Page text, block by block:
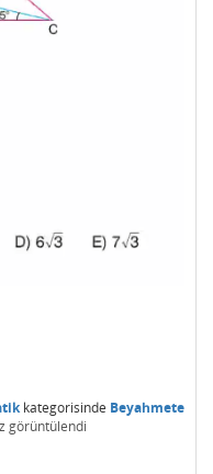
kategorisinde Beyahmete
görüntülendi